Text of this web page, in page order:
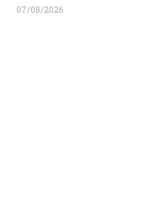
07/08/2026